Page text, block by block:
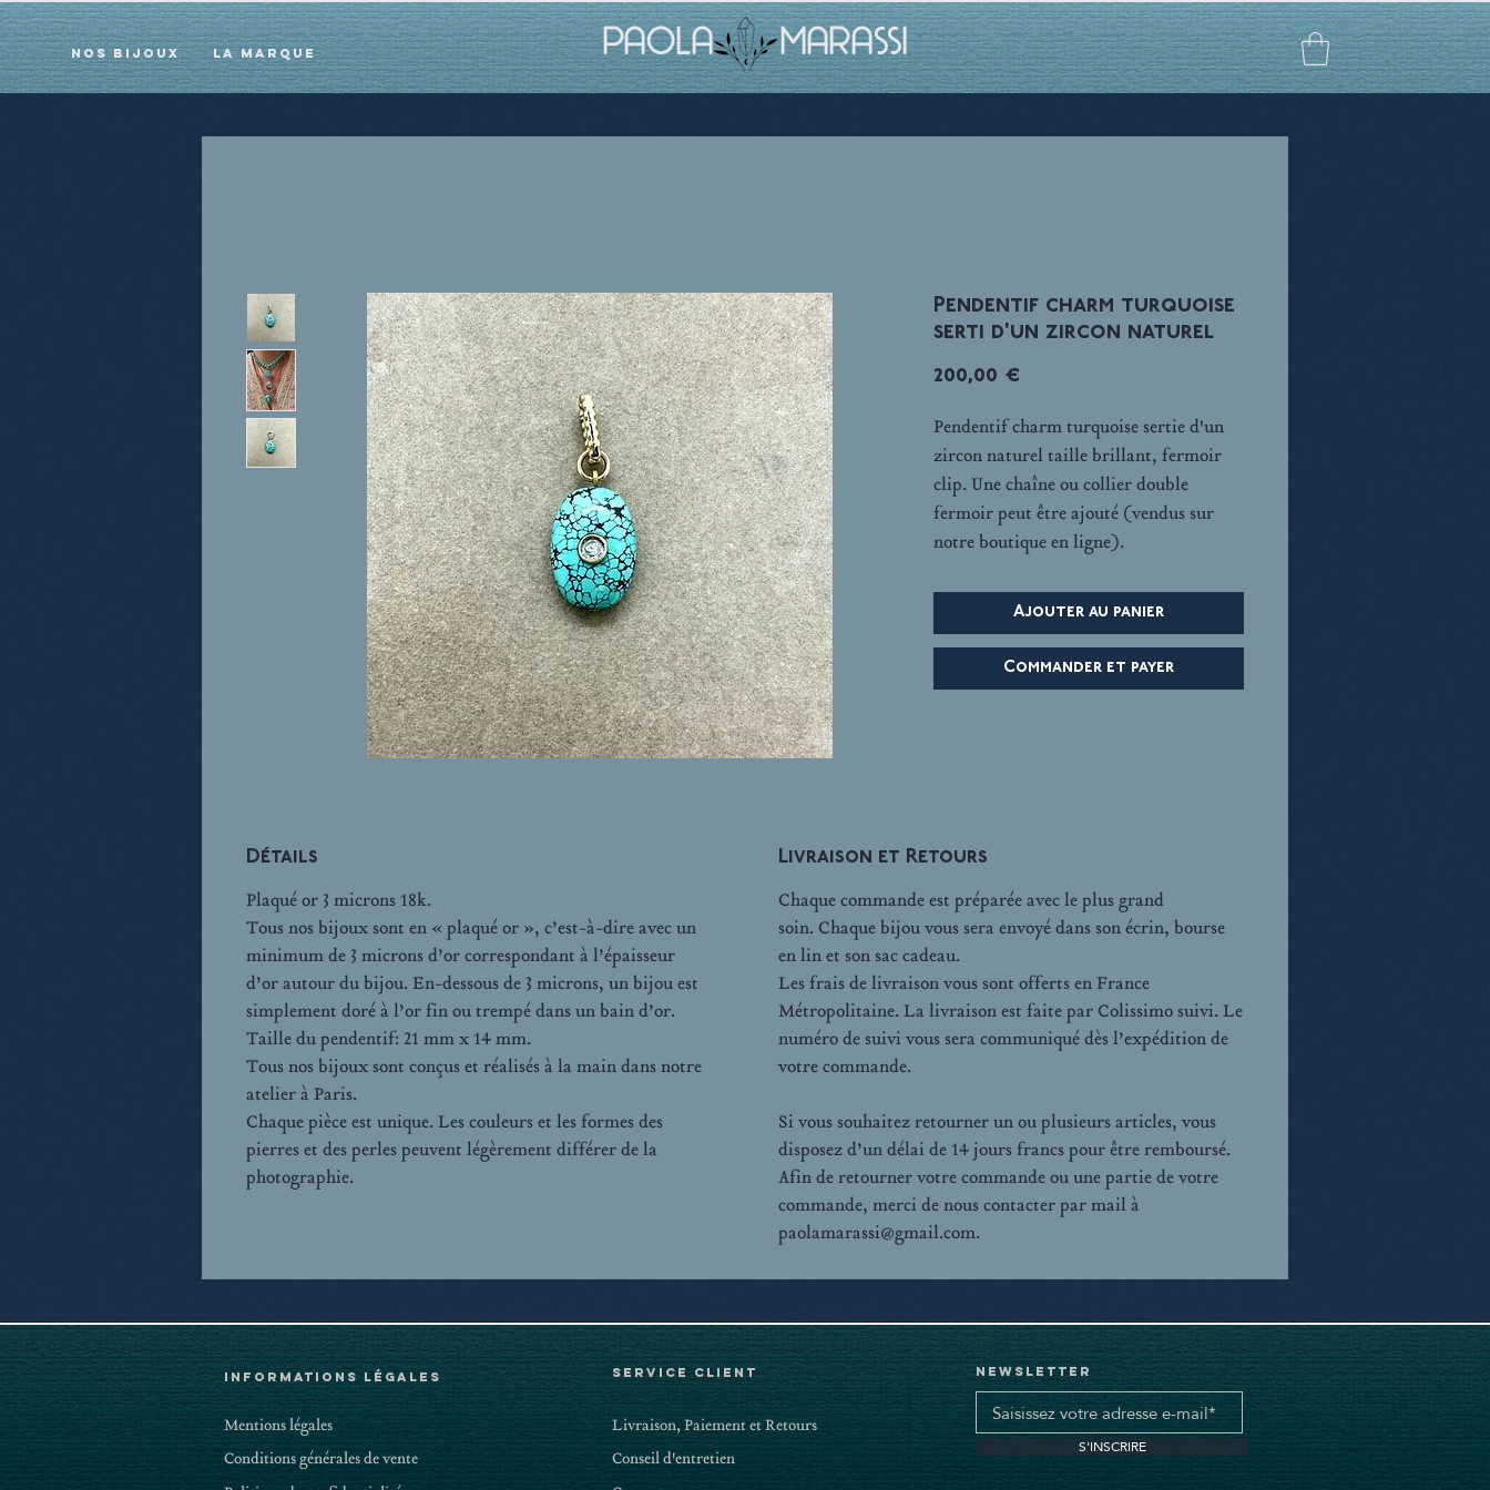
Nos bijoux La marque PAOLA MARASSI
Pendentif charm turquoise
serti d'un zircon naturel
200,00 €
Pendentif charm turquoise sertie d'un
zircon naturel taille brillant, fermoir
clip. Une chaîne ou collier double
fermoir peut être ajouté (vendus sur
notre boutique en ligne).
Ajouter au panier
Commander et payer
Détails
Plaqué or 3 microns 18k.
Tous nos bijoux sont en « plaqué or », c’est-à-dire avec un
minimum de 3 microns d’or correspondant à l’épaisseur
d’or autour du bijou. En-dessous de 3 microns, un bijou est
simplement doré à l’or fin ou trempé dans un bain d’or.
Taille du pendentif: 21 mm x 14 mm.
Tous nos bijoux sont conçus et réalisés à la main dans notre
atelier à Paris.
Chaque pièce est unique. Les couleurs et les formes des
pierres et des perles peuvent légèrement différer de la
photographie.
Livraison et Retours
Chaque commande est préparée avec le plus grand
soin. Chaque bijou vous sera envoyé dans son écrin, bourse
en lin et son sac cadeau.
Les frais de livraison vous sont offerts en France
Métropolitaine. La livraison est faite par Colissimo suivi. Le
numéro de suivi vous sera communiqué dès l’expédition de
votre commande.
Si vous souhaitez retourner un ou plusieurs articles, vous
disposez d’un délai de 14 jours francs pour être remboursé.
Afin de retourner votre commande ou une partie de votre
commande, merci de nous contacter par mail à
paolamarassi@gmail.com.
Informations légales Service client
Mentions légales
Conditions générales de vente
Livraison, Paiement et Retours
Conseil d'entretien
Newsletter
S'INSCRIRE